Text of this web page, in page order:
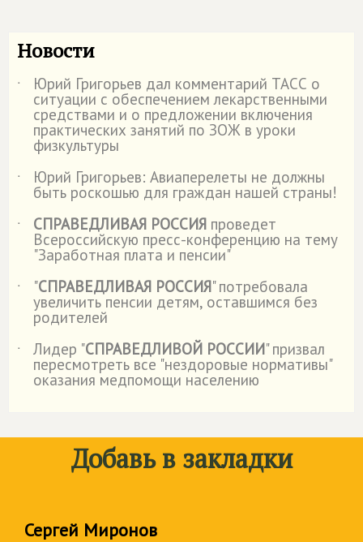
Новости
˙ Юрий Григорьев дал комментарий ТАСС о
ситуации с обеспечением лекарственными
средствами и о предложении включения
практических занятий по ЗОЖ в уроки
физкультуры
˙
Юрий Григорьев: Авиаперелеты не должны
быть роскошью для граждан нашей страны!
˙
СПРАВЕДЛИВАЯ РОССИЯ проведет
Всероссийскую пресс-конференцию на тему
"Заработная плата и пенсии"
˙
"СПРАВЕДЛИВАЯ РОССИЯ" потребовала
увеличить пенсии детям, оставшимся без
родителей
˙
Лидер "СПРАВЕДЛИВОЙ РОССИИ" призвал
пересмотреть все "нездоровые нормативы"
оказания медпомощи населению
Добавь в закладки
Сергей Миронов